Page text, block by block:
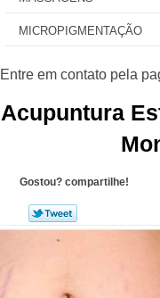
MICROPIGMENTAÇÃO
Acupuntura
Gostou? compartilhe!